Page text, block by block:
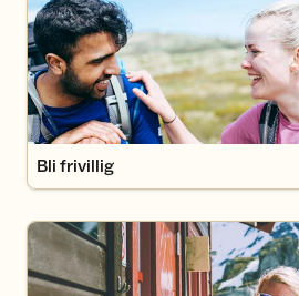
Bli frivillig
Bli medlem